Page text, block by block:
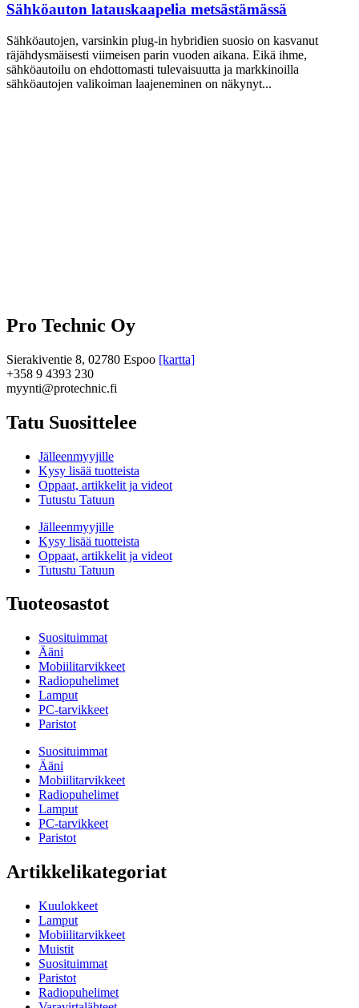
Sähköauton latauskaapelia metsästämässä
Sähköautojen, varsinkin plug-in hybridien suosio on kasvanut
räjähdysmäisesti viimeisen parin vuoden aikana. Eikä ihme,
sähköautoilu on ehdottomasti tulevaisuutta ja markkinoilla
sähköautojen valikoiman laajeneminen on näkynyt...
Pro Technic Oy
Sierakiventie 8, 02780 Espoo [kartta]
+358 9 4393 230
myynti@protechnic.fi
Tatu Suosittelee
Jälleenmyyjille
Kysy lisää tuotteista
Oppaat, artikkelit ja videot
Tutustu Tatuun
Jälleenmyyjille
Kysy lisää tuotteista
Oppaat, artikkelit ja videot
Tutustu Tatuun
Tuoteosastot
Suosituimmat
Ääni
Mobiilitarvikkeet
Radiopuhelimet
Lamput
PC-tarvikkeet
Paristot
Suosituimmat
Ääni
Mobiilitarvikkeet
Radiopuhelimet
Lamput
PC-tarvikkeet
Paristot
Artikkelikategoriat
Kuulokkeet
Lamput
Mobiilitarvikkeet
Muistit
Suosituimmat
Paristot
Radiopuhelimet